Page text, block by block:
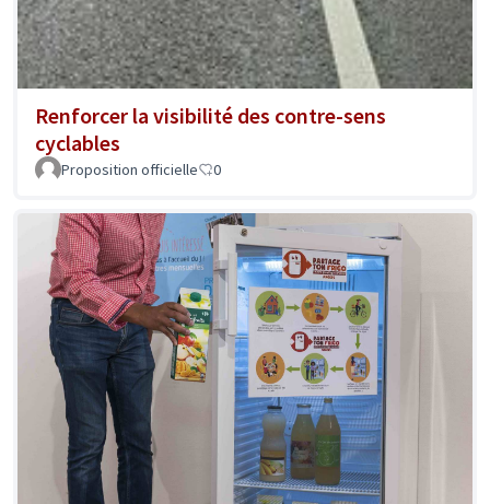
Renforcer la visibilité des contre-sens
cyclables
Proposition officielle 0